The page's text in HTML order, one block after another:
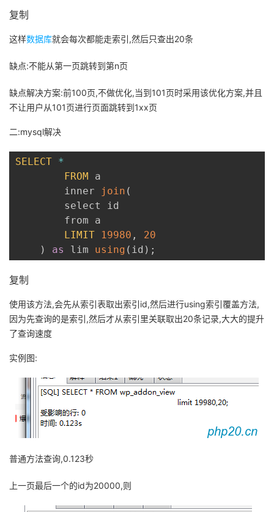
学
的
我
藏
持
技
术
的
云
复制
这样数据库就会每次都能走索引,然后只查出20条
缺点:不能从第一页跳转到第n页
缺点解决方案:前100页,不做优化,当到101页时采用该优化方案,并且
不让用户从101页进行页面跳转到1xx页
二:mysql解决
SELECT *
FROM a
        inner
join (
        select id
        from a
LIMIT
19980 ,
20
)
as lim using ( id ) ;
复制
使用该方法,会先从索引表取出索引id,然后进行using索引覆盖方法,
因为先查询的是索引,然后才从索引里关联取出20条记录,大大的提升
了查询速度
实例图:
普通方法查询,0.123秒
上一页最后一个的id为20000,则